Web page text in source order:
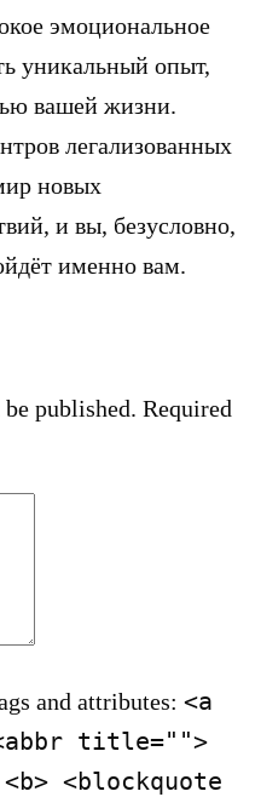
эмоциональное
уникальный опыт,
вашей жизни.
легализованных
новых
и вы, безусловно,
именно вам.
published. Required
and attributes: <a
title="">
<blockquote